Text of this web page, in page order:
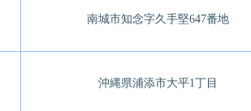
南城市知念字久手堅647番地
沖縄県浦添市大平1丁目